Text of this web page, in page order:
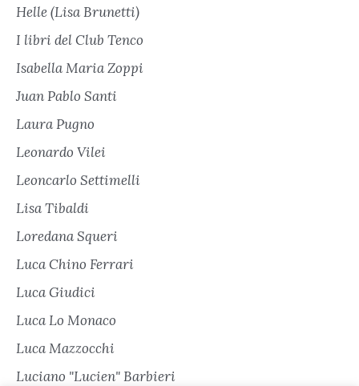
Helle (Lisa Brunetti)
I libri del Club Tenco
Isabella Maria Zoppi
Juan Pablo Santi
Laura Pugno
Leonardo Vilei
Leoncarlo Settimelli
Lisa Tibaldi
Loredana Squeri
Luca Chino Ferrari
Luca Giudici
Luca Lo Monaco
Luca Mazzocchi
Luciano "Lucien" Barbieri